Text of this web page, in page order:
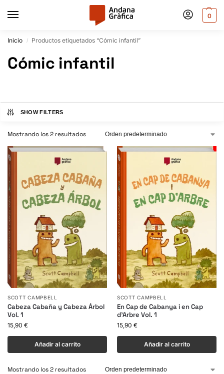
0
Inicio / Productos etiquetados “Cómic infantil”
Cómic infantil
SHOW FILTERS
Mostrando los 2 resultados
SCOTT CAMPBELL
Cabeza Cabaña y Cabeza Árbol
Vol. 1
15,90 €
Añadir al carrito
SCOTT CAMPBELL
En Cap de Cabanya i en Cap
d’Arbre Vol. 1
15,90 €
Añadir al carrito
Mostrando los 2 resultados